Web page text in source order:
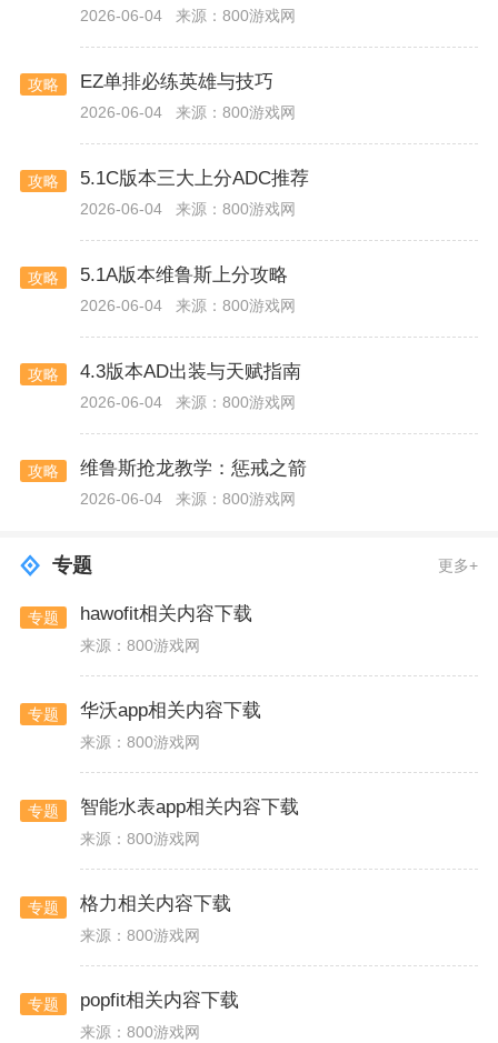
2026-06-04 来源：800游戏网
攻略 EZ单排必练英雄与技巧
2026-06-04 来源：800游戏网
攻略 5.1C版本三大上分ADC推荐
2026-06-04 来源：800游戏网
攻略 5.1A版本维鲁斯上分攻略
2026-06-04 来源：800游戏网
攻略 4.3版本AD出装与天赋指南
2026-06-04 来源：800游戏网
攻略 维鲁斯抢龙教学：惩戒之箭
2026-06-04 来源：800游戏网
专题 更多+
专题 hawofit相关内容下载
来源：800游戏网
专题 华沃app相关内容下载
来源：800游戏网
专题 智能水表app相关内容下载
来源：800游戏网
专题 格力相关内容下载
来源：800游戏网
专题 popfit相关内容下载
来源：800游戏网